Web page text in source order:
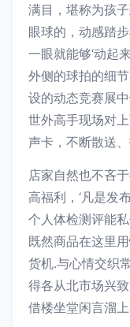
满目，堪称为孩
眼球的，动感踏
一眼就能够‘动起
外侧的球拍的细
设的动态竞赛展
世外高手现场对
声卡，不断散送、
店家自然也不吝
高福利，‘凡是发
个人体检测评能
既然商品在这里
货机.与心情交织
得各从北市场兴
借楼坐堂闲言溜